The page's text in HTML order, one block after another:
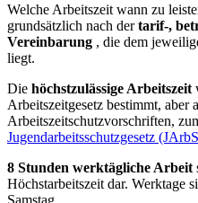
Welche Arbeitszeit wann zu
grundsätzlich nach dertarif-,
Vereinbarung , die dem
liegt.
Die höchstzulässige Arbeitszeit
Arbeitszeitgesetz bestimmt, aber
Arbeitszeitschutzvorschriften,
Jugendarbeitsschutzgesetz
8 Stunden werktägliche Arbeit
Höchstarbeitszeit dar. Werktage
Samstag.